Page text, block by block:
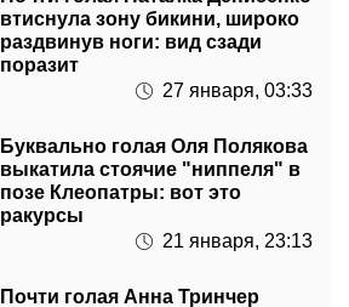
втиснула зону бикини, широко
раздвинув ноги: вид сзади
поразит
27 января, 03:33
Буквально голая Оля Полякова
выкатила стоячие "ниппеля" в
позе Клеопатры: вот это
ракурсы
21 января, 23:13
Почти голая Анна Тринчер